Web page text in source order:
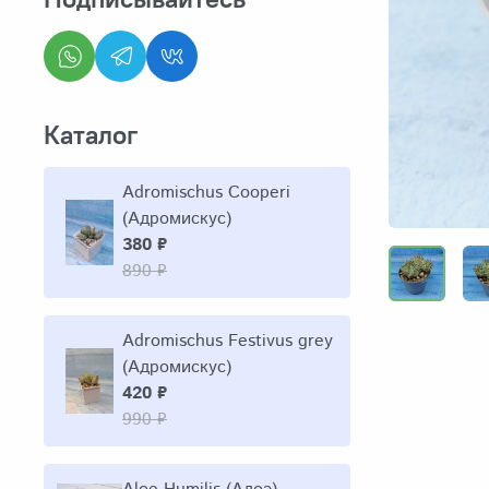
Каталог
Adromischus Cooperi
(Адромискус)
380 ₽
890 ₽
Adromischus Festivus grey
(Адромискус)
420 ₽
990 ₽